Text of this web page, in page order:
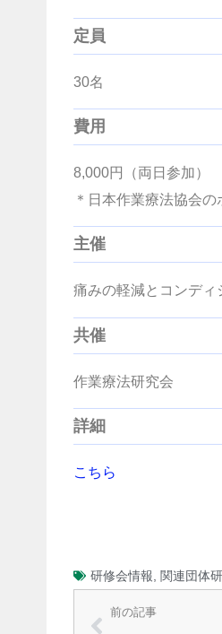
定員
30名
費用
8,000円（両日参加）
＊日本作業療法協会
主催
痛みの軽減とコンデ
共催
作業療法研究会
詳細
こちら
研修会情報 関連団体
前の記事